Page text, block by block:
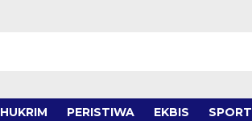
HUKRIM PERISTIWA EKBIS SPORT